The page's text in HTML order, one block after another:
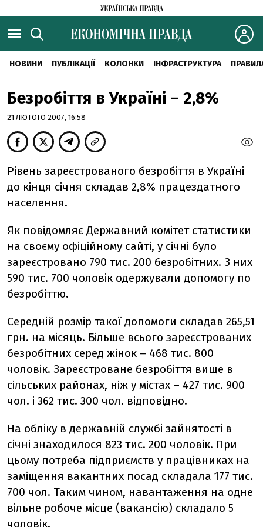
НОВИНИ ПУБЛІКАЦІЇ КОЛОНКИ ІНФРАСТРУКТУРА
Безробіття в Україні – 2,8%
21 ЛЮТОГО 2007, 16:58
Рівень зареєстрованого безробіття в Україні
до кінця січня складав 2,8% працездатного
населення.
Як повідомляє Державний комітет статистики
на своєму офіційному сайті, у січні було
зареєстровано 790 тис. 200 безробітних. З них
590 тис. 700 чоловік одержували допомогу по
безробіттю.
Середній розмір такої допомоги складав 265,51
грн. на місяць. Більше всього зареєстрованих
безробітних серед жінок – 468 тис. 800
чоловік. Зареєстроване безробіття вище в
сільських районах, ніж у містах – 427 тис. 900
чол. і 362 тис. 300 чол. відповідно.
На обліку в державній службі зайнятості в
січні знаходилося 823 тис. 200 чоловік. При
цьому потреба підприємств у працівниках на
заміщення вакантних посад складала 177 тис.
700 чол. Таким чином, навантаження на одне
вільне робоче місце (вакансію) складало 5
чоловік.